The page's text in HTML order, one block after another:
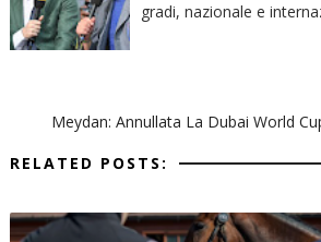
gradi, nazionale e
Meydan: Annullata La Dubai World
RELATED POSTS: